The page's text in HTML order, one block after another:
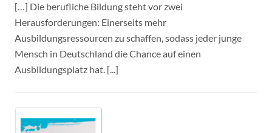
[…] Die berufliche Bildung steht vor zwei
Herausforderungen: Einerseits mehr
Ausbildungsressourcen zu schaffen, sodass jeder junge
Mensch in Deutschland die Chance auf einen
Ausbildungsplatz hat. [...]